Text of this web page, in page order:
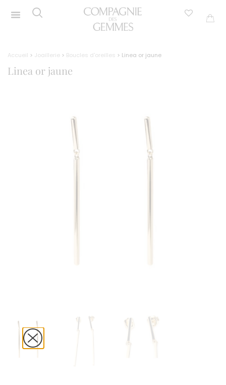
Accueil > Joaillerie > Boucles d'oreilles > Linea or jaune
Linea or jaune